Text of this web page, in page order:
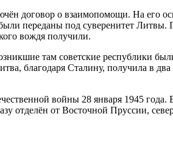
договор о взаимопомощи. На его
переданы под суверенитет
вождя получили.
там советские республики
благодаря Сталину, получила в
войны 28 января 1945
отделён от Восточной Пруссии,